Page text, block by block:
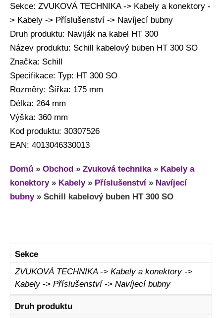
Sekce: ZVUKOVÁ TECHNIKA -> Kabely a konektory -
> Kabely -> Příslušenství -> Navíjecí bubny
Druh produktu: Naviják na kabel HT 300
Název produktu: Schill kabelový buben HT 300 SO
Značka: Schill
Specifikace: Typ: HT 300 SO
Rozměry: Šířka: 175 mm
Délka: 264 mm
Výška: 360 mm
Kod produktu: 30307526
EAN: 4013046330013
Domů » Obchod » Zvuková technika» Kabely a
konektory» Kabely» Příslušenství » Navíjecí
bubny» Schill kabelový buben HT 300 SO
Sekce
ZVUKOVÁ TECHNIKA -> Kabely a konektory ->
Kabely -> Příslušenství -> Navíjecí bubny
Druh produktu